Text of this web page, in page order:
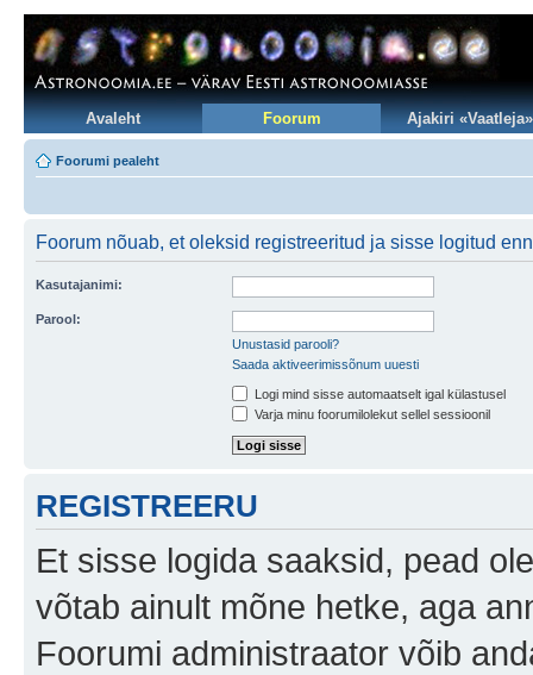
Avaleht Foorum Ajakiri «Vaatleja»
Foorumi pealeht
Foorum nõuab, et oleksid registreeritud ja sisse logitud
Kasutajanimi:
Parool:
Unustasid parooli?
Saada aktiveerimissõnum uuesti
Logi mind sisse automaatselt igal külastusel
Varja minu foorumilolekut sellel sessioonil
REGISTREERU
Et sisse logida saaksid, pead
võtab ainult mõne hetke, aga
Foorumi administraator võib